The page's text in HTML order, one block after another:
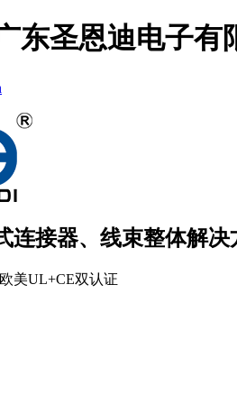
东圣恩迪电子有
连接器、线束整体解决
美UL+CE双认证